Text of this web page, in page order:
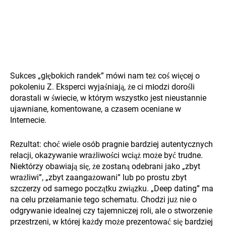
Sukces „głębokich randek” mówi nam też coś więcej o
pokoleniu Z. Eksperci wyjaśniają, że ci młodzi dorośli
dorastali w świecie, w którym wszystko jest nieustannie
ujawniane, komentowane, a czasem oceniane w
Internecie.
Rezultat: choć wiele osób pragnie bardziej autentycznych
relacji, okazywanie wrażliwości wciąż może być trudne.
Niektórzy obawiają się, że zostaną odebrani jako „zbyt
wrażliwi”, „zbyt zaangażowani” lub po prostu zbyt
szczerzy od samego początku związku. „Deep dating” ma
na celu przełamanie tego schematu. Chodzi już nie o
odgrywanie idealnej czy tajemniczej roli, ale o stworzenie
przestrzeni, w której każdy może prezentować się bardziej